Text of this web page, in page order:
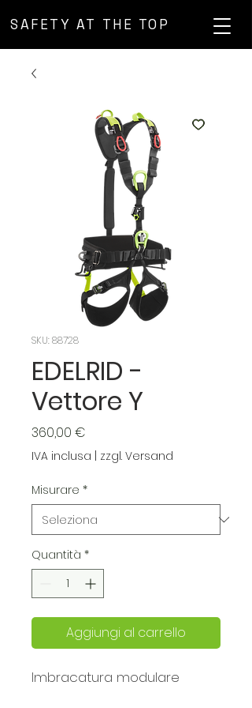
SAFETY AT THE TOP
SKU: 88728
EDELRID -
Vettore Y
360,00 €
IVA inclusa zzgl. Versand
Misurare *
Quantità *
Aggiungi al carrello
Imbracatura modulare